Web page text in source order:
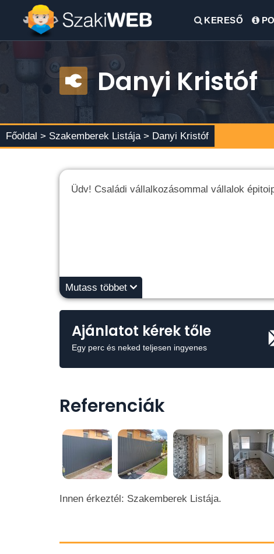
KERESŐ
Danyi Kristóf
Főoldal > Szakemberek Listája > Danyi Kristóf
Üdv! Családi vállalkozásommal vállalok
Mutass többet
Ajánlatot kérek tőle
Egy perc és neked teljesen ingyenes
Referenciák
Innen érkeztél: Szakemberek Listája.